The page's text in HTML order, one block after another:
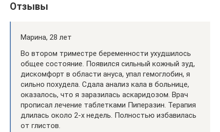
Отзывы
Марина, 28 лет
Во втором триместре беременности ухудшилось
общее состояние. Появился сильный кожный зуд,
дискомфорт в области ануса, упал гемоглобин, я
сильно похудела. Сдала анализ кала в больнице,
оказалось, что я заразилась аскаридозом. Врач
прописал лечение таблетками Пиперазин. Терапия
длилась около 2-х недель. Полностью избавилась
от глистов.